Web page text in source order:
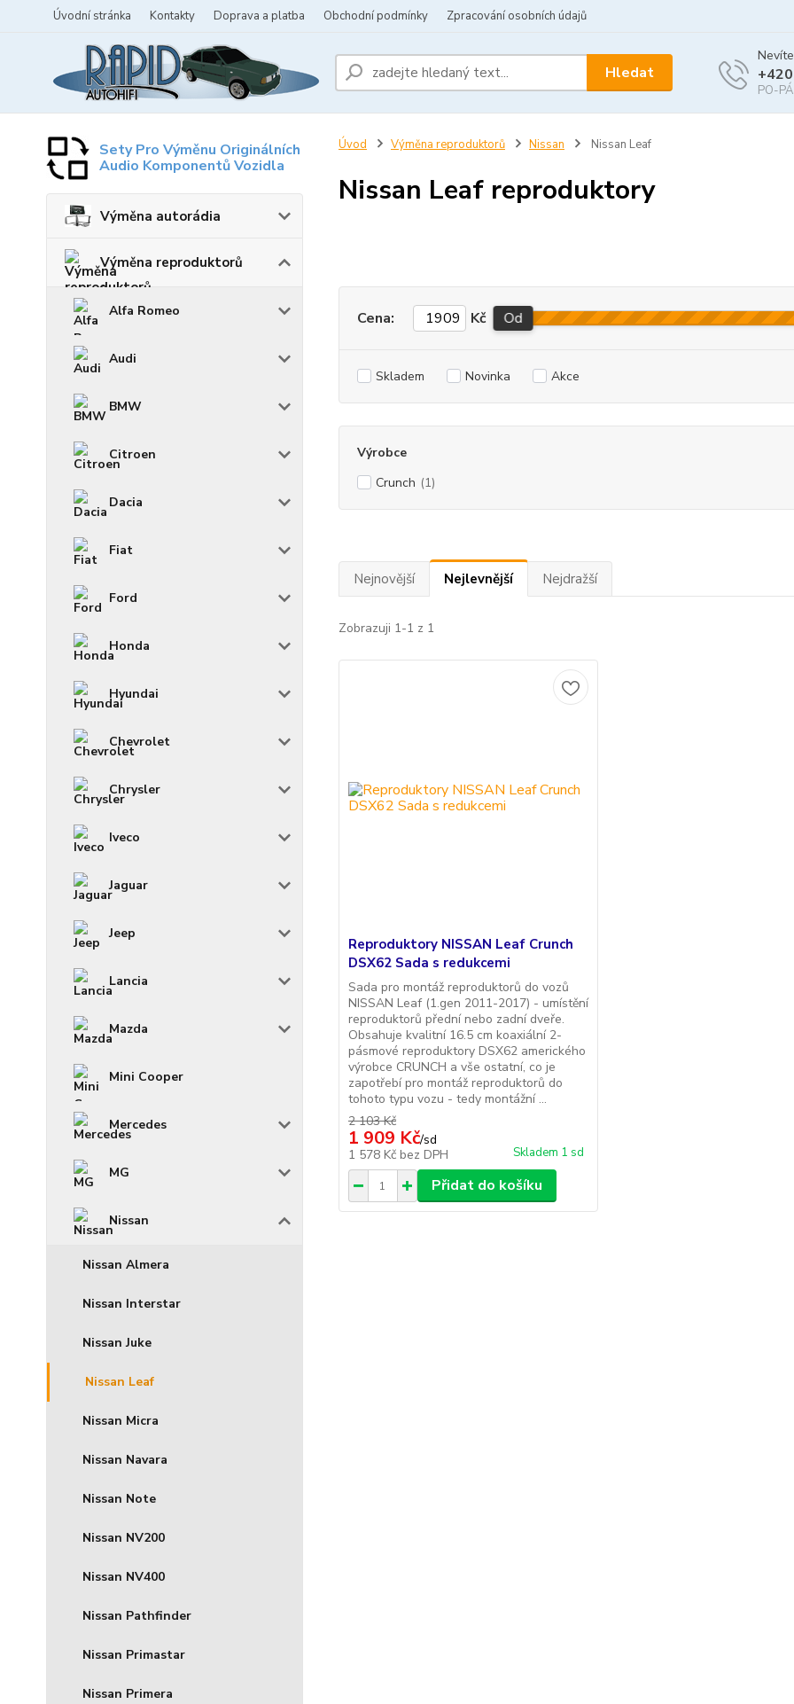
Úvodní stránka Kontakty Doprava a platba Obchodní podmínky Zpracování osobních údajů
Hledat
PO-
Sety Pro Výměnu Originálních
Audio Komponentů Vozidla
Výměna autorádia
Výměna reproduktorů
Alfa Romeo
Audi
BMW
Citroen
Dacia
Fiat
Ford
Honda
Hyundai
Chevrolet
Chrysler
Iveco
Jaguar
Jeep
Lancia
Mazda
Mini Cooper
Mercedes
MG
Nissan
Nissan Almera
Nissan Interstar
Nissan Juke
Nissan Leaf
Nissan Micra
Nissan Navara
Nissan Note
Nissan NV200
Nissan NV400
Nissan Pathfinder
Nissan Primastar
Nissan Primera
Úvod Výměna reproduktorů Nissan Nissan Leaf
Nissan Leaf reproduktory
Cena: Kč Od
Skladem Novinka Akce
Výrobce
Crunch (1)
Nejnovější Nejlevnější Nejdražší
Zobrazuji 1-1 z 1
Reproduktory NISSAN Leaf Crunch
DSX62 Sada s redukcemi
Sada pro montáž reproduktorů do vozů
NISSAN Leaf (1.gen 2011-2017) - umístění
reproduktorů přední nebo zadní dveře.
Obsahuje kvalitní 16.5 cm koaxiální 2-
pásmové reproduktory DSX62 amerického
výrobce CRUNCH a vše ostatní, co je
zapotřebí pro montáž reproduktorů do
tohoto typu vozu - tedy montážní ...
2 103 Kč
1 909 Kč/sd
1 578 Kč bez DPH Skladem 1 sd
Přidat do košíku